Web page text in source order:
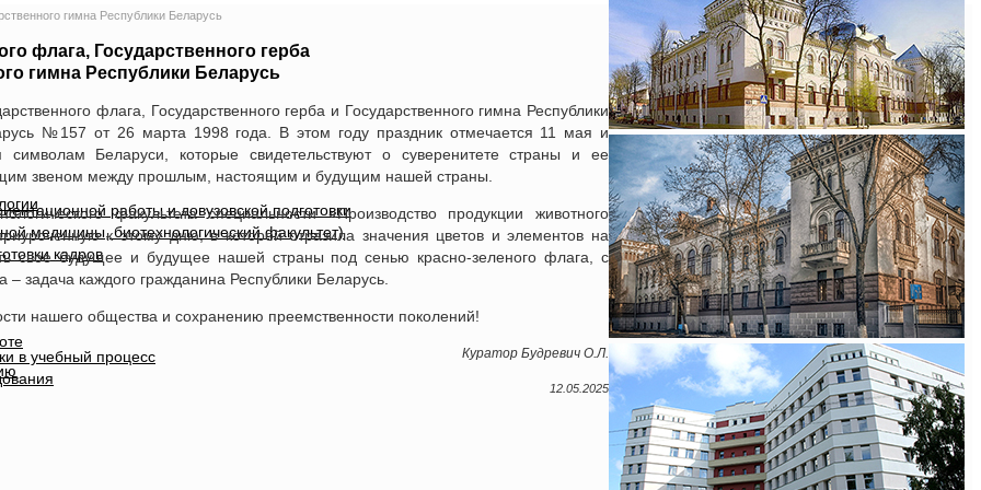
работы и довузовской подготовки
медицины, биотехнологический факультет)
кадров
в учебный процесс
гимна Республики Беларусь
флага, Государственного герба
гимна Республики Беларусь
флага, Государственного герба и Государственного гимна Республики
№157 от 26 марта 1998 года. В этом году праздник отмечается 11 мая и
Беларуси, которые свидетельствуют о суверенитете страны и ее
звеном между прошлым, настоящим и будущим нашей страны.
факультета специальности «Производство продукции животного
к этому дню, в которой отразила значения цветов и элементов на
свое будущее и будущее нашей страны под сенью красно-зеленого флага, с
задача каждого гражданина Республики Беларусь.
нашего общества и сохранению преемственности поколений!
Куратор Будревич О.Л.
12.05.2025